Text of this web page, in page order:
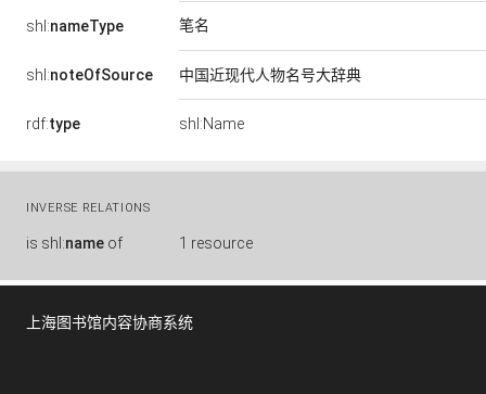
shl:nameType 笔名
shl:noteOfSource 中国近现代人物名号大辞典
rdf:type shl:Name
INVERSE RELATIONS
is shl:name of 1 resource
上海图书馆内容协商系统